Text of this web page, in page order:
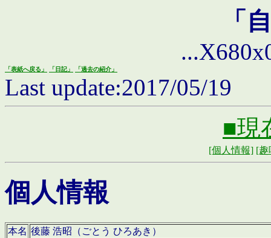
「
「表紙へ戻る」 「日記」 「過去の紹介」
Last update:2017/05/19
■現
[個人情報] [趣
個人情報
本名 後藤 浩昭（ごとう ひろあき）